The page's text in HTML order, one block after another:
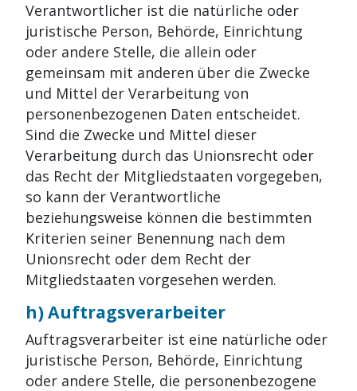
Verantwortlicher ist die natürliche oder
juristische Person, Behörde, Einrichtung
oder andere Stelle, die allein oder
gemeinsam mit anderen über die Zwecke
und Mittel der Verarbeitung von
personenbezogenen Daten entscheidet.
Sind die Zwecke und Mittel dieser
Verarbeitung durch das Unionsrecht oder
das Recht der Mitgliedstaaten vorgegeben,
so kann der Verantwortliche
beziehungsweise können die bestimmten
Kriterien seiner Benennung nach dem
Unionsrecht oder dem Recht der
Mitgliedstaaten vorgesehen werden.
h) Auftragsverarbeiter
Auftragsverarbeiter ist eine natürliche oder
juristische Person, Behörde, Einrichtung
oder andere Stelle, die personenbezogene